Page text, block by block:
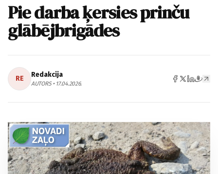
Pie darba ķersies prinču
glābējbrigādes
RE Redakcija
AUTORS • 17.04.2026.